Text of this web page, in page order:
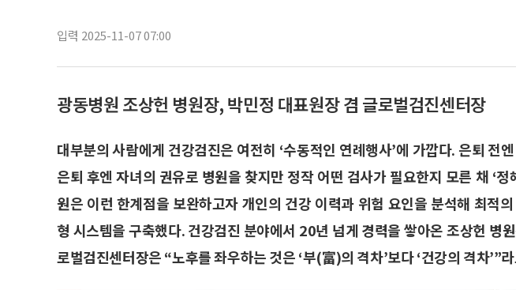
입력 2025-11-07 07:00
광동병원 조상헌 병원장, 박민정 대표원장 겸 글로벌검진센터장
대부분의 사람에게 건강검진은 여전히 ‘수동적인 연례행사’에 가깝다. 은퇴 전
은퇴 후엔 자녀의 권유로 병원을 찾지만 정작 어떤 검사가 필요한지 모른 채 ‘정
원은 이런 한계점을 보완하고자 개인의 건강 이력과 위험 요인을 분석해 최적
형 시스템을 구축했다. 건강검진 분야에서 20년 넘게 경력을 쌓아온 조상헌 병
로벌검진센터장은 “노후를 좌우하는 것은 ‘부(富)의 격차’보다 ‘건강의 격차’”